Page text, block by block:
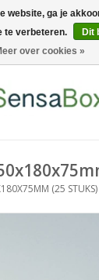
06-22022900
(25 STUKS)
website, ga je
te verbeteren.
Dit
over cookies »